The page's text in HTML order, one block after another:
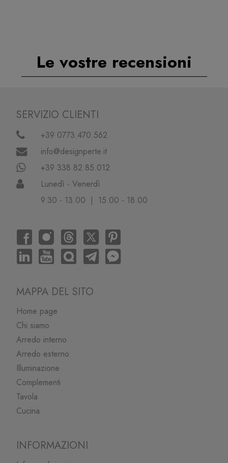
Le vostre recensioni
SERVIZIO CLIENTI
+39 0773.470.562
info@designperte.it
+39 338.82.85.012
Lunedì - Venerdì
9.30 - 13.00 | 15.00 - 18.00
MAPPA DEL SITO
Home page
Chi siamo
Arredo interno
Arredo esterno
Illuminazione
Complementi
Tavola
Cucina
INFORMAZIONI